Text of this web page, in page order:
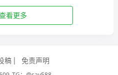
看更多
稿 免责声明